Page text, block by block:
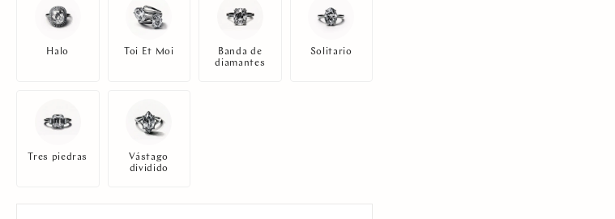
Halo Toi Et Moi
Banda de
diamantes
Solitario
Tres piedras
Vástago
dividido